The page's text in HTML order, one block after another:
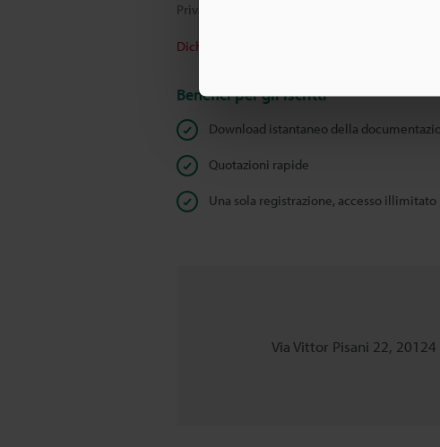
Privacy garantita al 100% - le informazioni
Dichiarazione sulla privacy
Benefici per gli iscritti
Download istantaneo della
Quotazioni rapide
Una sola registrazione, accesso illimitato
Via Vittor Pisani 22,